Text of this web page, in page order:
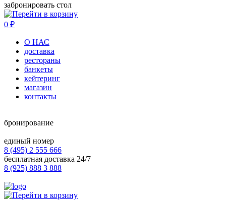
забронировать стол
0 ₽
О НАС
доставка
рестораны
банкеты
кейтеринг
магазин
контакты
бронирование
единый номер
8 (495) 2 555 666
бесплатная доставка 24/7
8 (925) 888 3 888